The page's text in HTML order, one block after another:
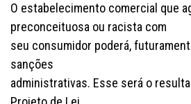
O estabelecimento comercial que
preconceituosa ou racista com
seu consumidor poderá,
sanções
administrativas. Esse será o